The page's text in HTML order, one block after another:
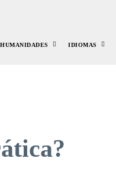
HUMANIDADES IDIOMAS